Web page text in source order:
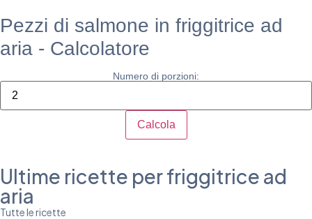
Pezzi di salmone in friggitrice ad
aria - Calcolatore
Numero di porzioni:
Calcola
Ultime ricette per friggitrice ad
aria
Tutte le ricette